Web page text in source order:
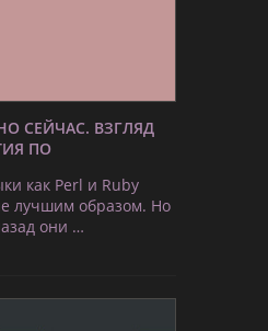
СЕЙЧАС. ВЗГЛЯД
ПО
как Perl и Ruby
лучшим образом. Но
они …